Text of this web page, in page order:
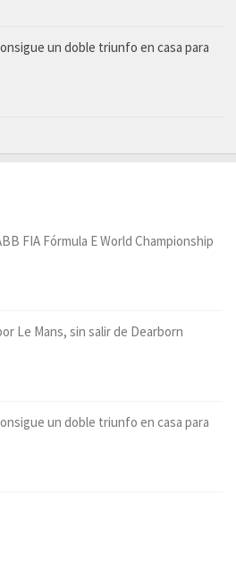
un doble triunfo en casa para
FIA Fórmula E World Championship
Le Mans, sin salir de Dearborn
un doble triunfo en casa para